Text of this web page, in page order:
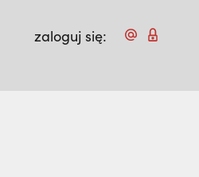
zaloguj się: